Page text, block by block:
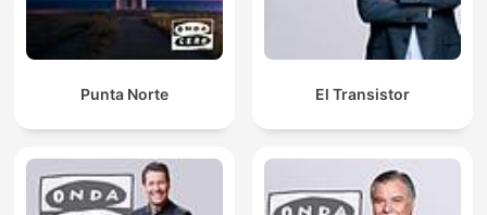
Punta Norte El Transistor